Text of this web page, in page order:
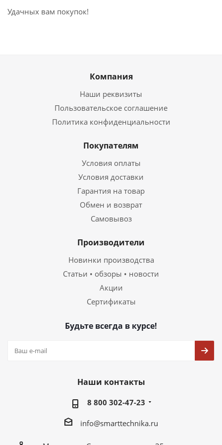
Удачных вам покупок!
Компания
Наши реквизиты
Пользовательское соглашение
Политика конфиденциальности
Покупателям
Условия оплаты
Условия доставки
Гарантия на товар
Обмен и возврат
Самовывоз
Производители
Новинки производства
Статьи • обзоры • новости
Акции
Сертификаты
Будьте всегда в курсе!
Наши контакты
8 800 302-47-23
info@smarttechnika.ru